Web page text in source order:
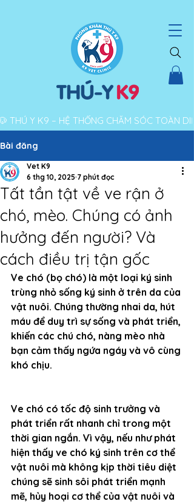
THÚ Y K9 – HỆ THỐNG CHĂM SÓC TOÀN
Bài đăng
Tất tần tật về ve rận ở
chó, mèo. Chúng có ảnh
hưởng đến người? Và
cách điều trị tận gốc
Vet K9
6 thg 10, 2025 7 phút đọc
Ve chó (bọ chó) là một loại ký sinh
trùng nhỏ sống ký sinh ở trên da của
vật nuôi. Chúng thường nhai da, hút
máu để duy trì sự sống và phát triển,
khiến các chú chó, nàng mèo nhà
bạn cảm thấy ngứa ngáy và vô cùng
khó chịu.
Ve chó có tốc độ sinh trưởng và
phát triển rất nhanh chỉ trong một
thời gian ngắn. Vì vậy, nếu như phát
hiện thấy ve chó ký sinh trên cơ thể
vật nuôi mà không kịp thời tiêu diệt
chúng sẽ sinh sôi phát triển mạnh
mẽ, hủy hoại cơ thể của vật nuôi và